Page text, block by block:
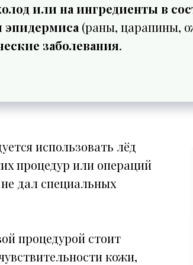
или на ингредиенты в
(раны, царапины,
заболевания.
использовать лёд
процедур или операций
дал специальных
процедурой стоит
кожи,